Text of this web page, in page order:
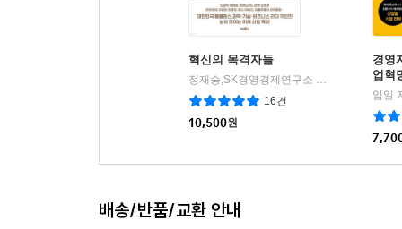
혁신의 목격자들
정재승,SK경영경제연구소 기획/오준호,정지훈,이민화 등저
16건
10,500원
경영
업혁
임일
배송/반품/교환 안내